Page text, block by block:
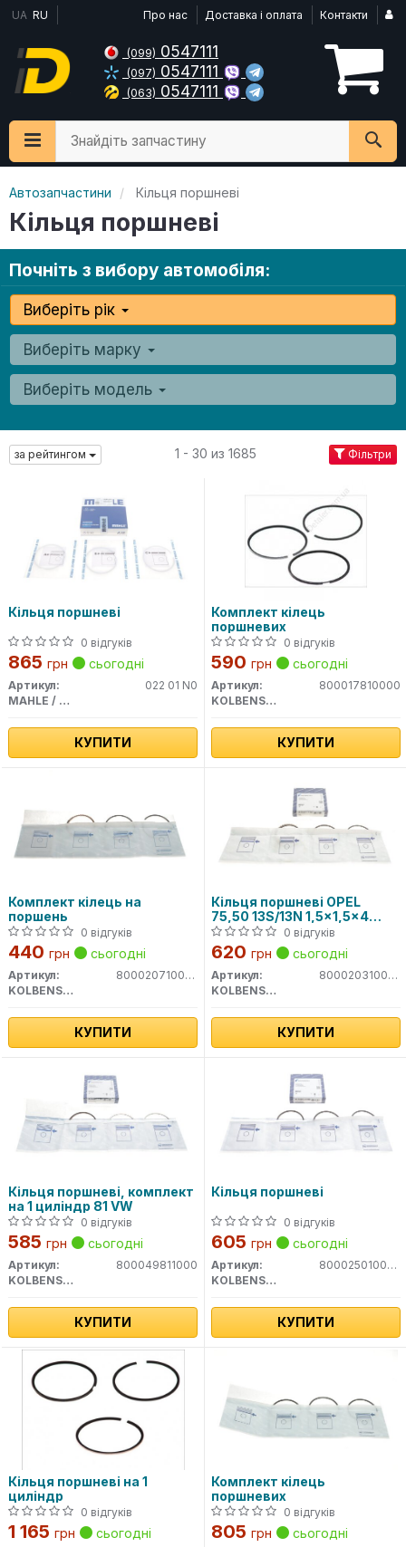
UA RU Про нас Доставка і оплата Контакти
(099) 0547111
(097) 0547111
(063) 0547111
Знайдіть запчастину
Автозапчастини Кільця поршневі
Кільця поршневі
Почніть з вибору автомобіля:
Виберіть рік
Виберіть марку
Виберіть модель
за рейтингом 1 - 30 из 1685 Фільтри
Кільця поршневі
0 відгуків
865 грн сьогодні
Артикул:
022 01 N0
MAHLE / KNECHT
КУПИТИ
Комплект кілець
поршневих
0 відгуків
590 грн сьогодні
Артикул:
800017810000
KOLBENSCHMIDT
КУПИТИ
Комплект кілець на
поршень
0 відгуків
440 грн сьогодні
Артикул:
800020710050
KOLBENSCHMIDT
КУПИТИ
Кільця поршневі OPEL
75,50 13S/13N 1,5x1,5x4
(вир-во KS)0 відгуків
620 грн сьогодні
Артикул:
800020310050
KOLBENSCHMIDT
КУПИТИ
Кільця поршневі, комплект
на 1 циліндр 81 VW
0 відгуків
585 грн сьогодні
Артикул:
800049811000
KOLBENSCHMIDT
КУПИТИ
Кільця поршневі
0 відгуків
605 грн сьогодні
Артикул:
800025010000
KOLBENSCHMIDT
КУПИТИ
Кільця поршневі на 1
циліндр
0 відгуків
1 165 грн сьогодні
Комплект кілець
поршневих
0 відгуків
805 грн сьогодні